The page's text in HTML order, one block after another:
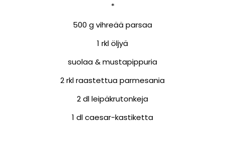
*
500 g vihreää parsaa
1 rkl öljyä
suolaa & mustapippuria
2 rkl raastettua parmesania
2 dl leipäkrutonkeja
1 dl caesar-kastiketta